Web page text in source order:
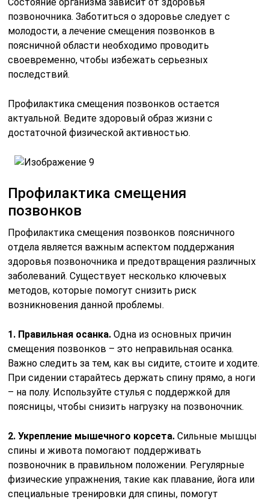
Состояние организма зависит от здоровья
позвоночника. Заботиться о здоровье следует с
молодости, а лечение смещения позвонков в
поясничной области необходимо проводить
своевременно, чтобы избежать серьезных
последствий.
Профилактика смещения позвонков остается
актуальной. Ведите здоровый образ жизни с
достаточной физической активностью.
Профилактика смещения
позвонков
Профилактика смещения позвонков поясничного
отдела является важным аспектом поддержания
здоровья позвоночника и предотвращения различных
заболеваний. Существует несколько ключевых
методов, которые помогут снизить риск
возникновения данной проблемы.
1. Правильная осанка. Одна из основных причин
смещения позвонков – это неправильная осанка.
Важно следить за тем, как вы сидите, стоите и ходите.
При сидении старайтесь держать спину прямо, а ноги
– на полу. Используйте стулья с поддержкой для
поясницы, чтобы снизить нагрузку на позвоночник.
2. Укрепление мышечного корсета. Сильные мышцы
спины и живота помогают поддерживать
позвоночник в правильном положении. Регулярные
физические упражнения, такие как плавание, йога или
специальные тренировки для спины, помогут